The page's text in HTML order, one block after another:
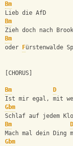
Bm
Lieb die AfD
Bm
Zieh doch nach
Bm
oder
Fürstenwalde
[CHORUS]
Bm
D
Ist mir egal, mit
Gbm
Schlaf auf jedem
Bm
D
Mach mal dein Ding
Gbm